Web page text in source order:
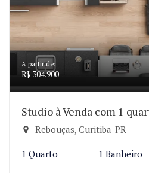
A partir de:
R$ 304.900
Studio à Venda com 1
Rebouças, Curitiba-PR
1 Quarto 1 Banheiro